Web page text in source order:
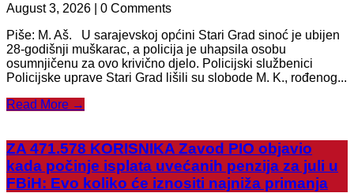
August 3, 2026 | 0 Comments
Piše: M. Aš. U sarajevskoj općini Stari Grad sinoć je ubijen
28-godišnji muškarac, a policija je uhapsila osobu
osumnjičenu za ovo krivično djelo. Policijski službenici
Policijske uprave Stari Grad lišili su slobode M. K., rođenog...
Read More →
ZA 471.578 KORISNIKA Zavod PIO objavio
kada počinje isplata uvećanih penzija za juli u
FBiH: Evo koliko će iznositi najniža primanja